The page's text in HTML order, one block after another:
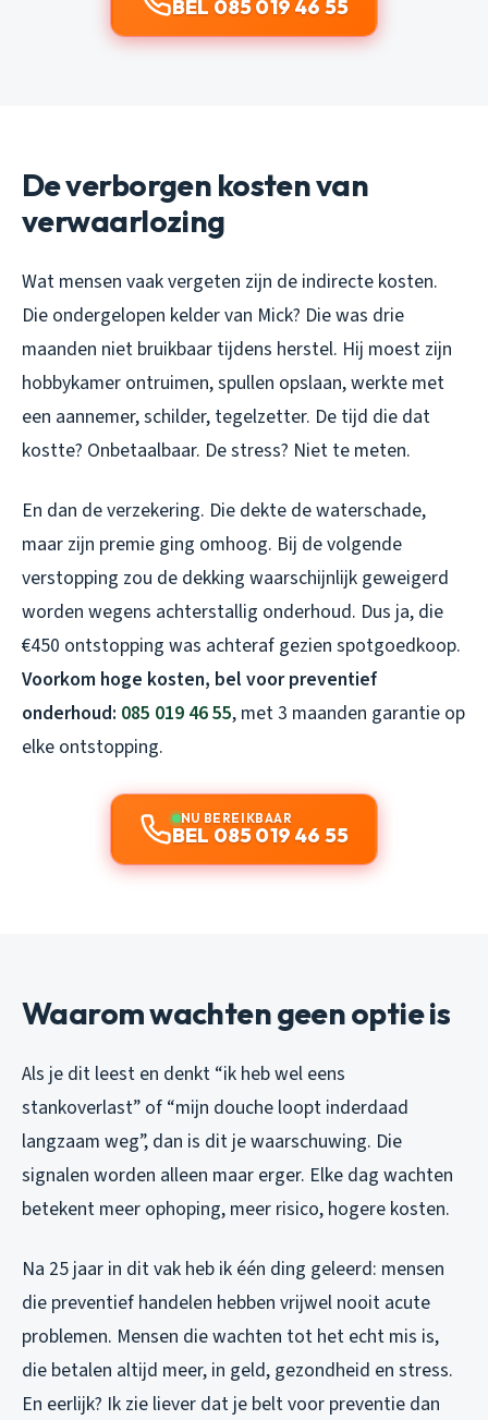
BEL 085 019 46 55
De verborgen kosten van
verwaarlozing
Wat mensen vaak vergeten zijn de indirecte kosten.
Die ondergelopen kelder van Mick? Die was drie
maanden niet bruikbaar tijdens herstel. Hij moest zijn
hobbykamer ontruimen, spullen opslaan, werkte met
een aannemer, schilder, tegelzetter. De tijd die dat
kostte? Onbetaalbaar. De stress? Niet te meten.
En dan de verzekering. Die dekte de waterschade,
maar zijn premie ging omhoog. Bij de volgende
verstopping zou de dekking waarschijnlijk geweigerd
worden wegens achterstallig onderhoud. Dus ja, die
€450 ontstopping was achteraf gezien spotgoedkoop.
Voorkom hoge kosten, bel voor preventief
onderhoud: 085 019 46 55, met 3 maanden garantie op
elke ontstopping.
NU BEREIKBAAR
BEL 085 019 46 55
Waarom wachten geen optie is
Als je dit leest en denkt “ik heb wel eens
stankoverlast” of “mijn douche loopt inderdaad
langzaam weg”, dan is dit je waarschuwing. Die
signalen worden alleen maar erger. Elke dag wachten
betekent meer ophoping, meer risico, hogere kosten.
Na 25 jaar in dit vak heb ik één ding geleerd: mensen
die preventief handelen hebben vrijwel nooit acute
problemen. Mensen die wachten tot het echt mis is,
die betalen altijd meer, in geld, gezondheid en stress.
En eerlijk? Ik zie liever dat je belt voor preventie dan